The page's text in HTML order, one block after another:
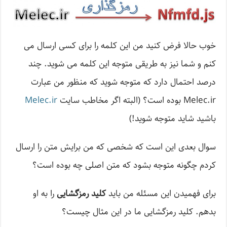
خوب حالا فرض کنید من این کلمه را برای کسی ارسال می
کنم و شما نیز به طریقی متوجه این کلمه می شوید. چند
درصد احتمال دارد که متوجه شوید که منظور من عبارت
Melec.ir بوده است؟ (البته اگر مخاطب سایت
Melec.ir
باشید شاید متوجه شوید!)
سوال بعدی این است که شخصی که من برایش متن را ارسال
کردم چگونه متوجه بشود که متن اصلی چه بوده است؟
برای فهمیدن این مسئله من بایدکلید رمزگشایی را به او
بدهم. کلید رمزگشایی ما در این مثال چیست؟